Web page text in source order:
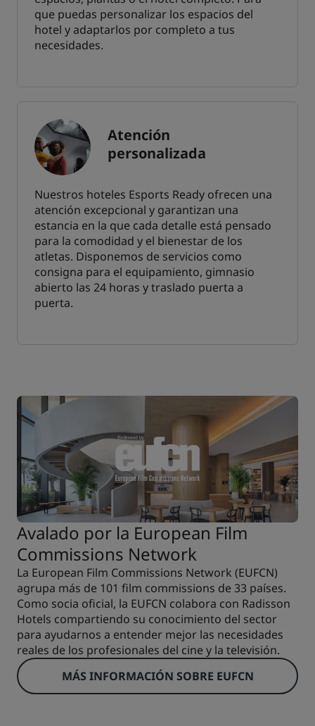
que puedas personalizar los espacios del
hotel y adaptarlos por completo a tus
necesidades.
Atención
personalizada
Nuestros hoteles Esports Ready ofrecen una
atención excepcional y garantizan una
estancia en la que cada detalle está pensado
para la comodidad y el bienestar de los
atletas. Disponemos de servicios como
consigna para el equipamiento, gimnasio
abierto las 24 horas y traslado puerta a
puerta.
Avalado por la European Film
Commissions Network
La European Film Commissions Network (EUFCN)
agrupa más de 101 film commissions de 33 países.
Como socia oficial, la EUFCN colabora con Radisson
Hotels compartiendo su conocimiento del sector
para ayudarnos a entender mejor las necesidades
reales de los profesionales del cine y la televisión.
MÁS INFORMACIÓN SOBRE EUFCN